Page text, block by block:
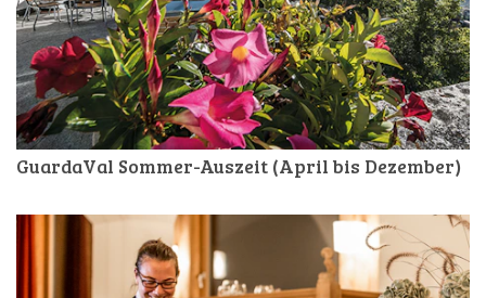
GuardaVal Sommer-Auszeit (April bis Dezember)